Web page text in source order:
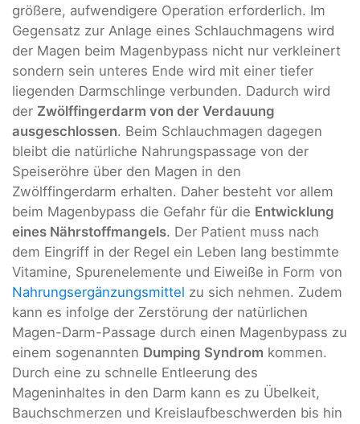
größere, aufwendigere Operation erforderlich. Im
Gegensatz zur Anlage eines Schlauchmagens wird
der Magen beim Magenbypass nicht nur verkleinert
sondern sein unteres Ende wird mit einer tiefer
liegenden Darmschlinge verbunden. Dadurch wird
der Zwölffingerdarm von der Verdauung
ausgeschlossen. Beim Schlauchmagen dagegen
bleibt die natürliche Nahrungspassage von der
Speiseröhre über den Magen in den
Zwölffingerdarm erhalten. Daher besteht vor allem
beim Magenbypass die Gefahr für die Entwicklung
eines Nährstoffmangels. Der Patient muss nach
dem Eingriff in der Regel ein Leben lang bestimmte
Vitamine, Spurenelemente und Eiweiße in Form von
Nahrungsergänzungsmittel zu sich nehmen. Zudem
kann es infolge der Zerstörung der natürlichen
Magen-Darm-Passage durch einen Magenbypass zu
einem sogenannten Dumping Syndrom kommen.
Durch eine zu schnelle Entleerung des
Mageninhaltes in den Darm kann es zu Übelkeit,
Bauchschmerzen und Kreislaufbeschwerden bis hin